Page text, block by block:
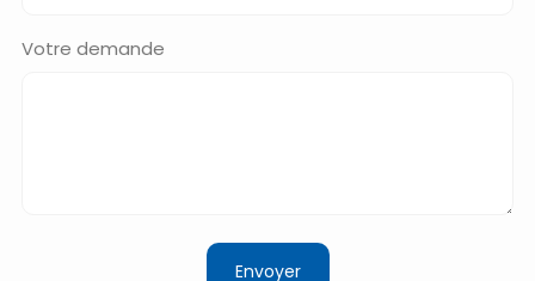
Votre demande